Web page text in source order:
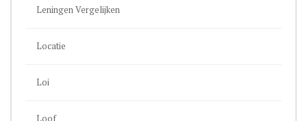
Leningen Vergelijken
Locatie
Loi
Loof